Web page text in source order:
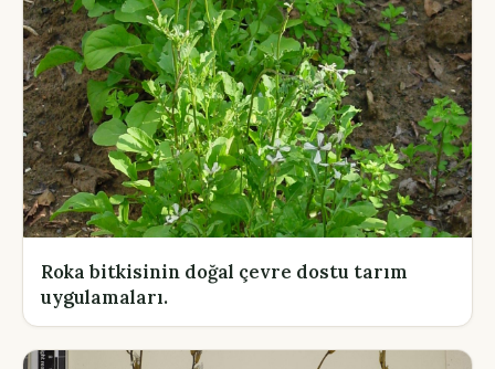
Roka bitkisinin doğal çevre dostu tarım
uygulamaları.